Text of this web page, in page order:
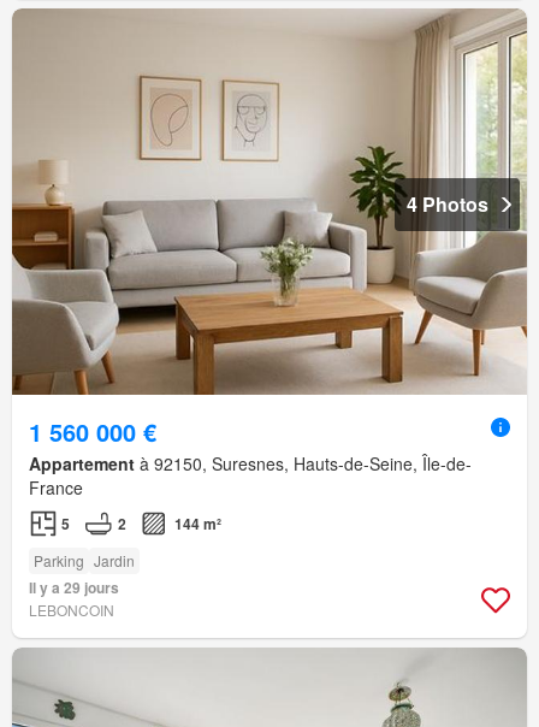
4 Photos
1 560 000 €
Appartement à 92150, Suresnes, Hauts-de-Seine, Île-de-
France
5 2 144 m²
Parking Jardin
Il y a 29 jours
LEBONCOIN